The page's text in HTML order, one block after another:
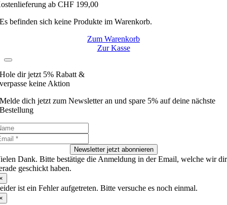
ab CHF 199,00
Es befinden sich keine Produkte im Warenkorb.
Zum Warenkorb
Zur Kasse
Hole dir jetzt 5% Rabatt &
verpasse keine Aktion
Melde dich jetzt zum Newsletter an und spare 5% auf deine nächste
Bestellung
Newsletter jetzt abonnieren
Dank. Bitte bestätige die Anmeldung in der Email, welche wir dir
geschickt haben.
ist ein Fehler aufgetreten. Bitte versuche es noch einmal.